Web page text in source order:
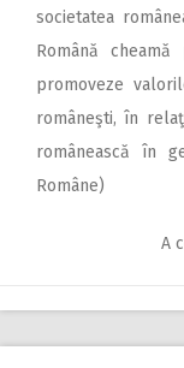
societatea
Română
promoveze
româneşti, în
românească în
Române)
A